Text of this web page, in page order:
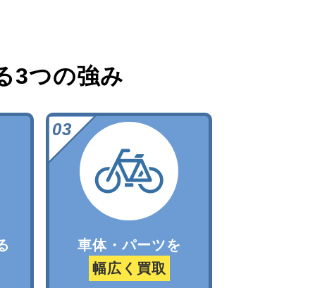
3つの強み
車体・パーツを
幅広く買取